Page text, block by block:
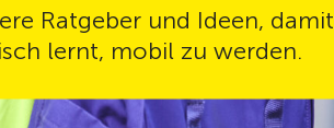
Ratgeber und Ideen, damit
lernt, mobil zu werden.